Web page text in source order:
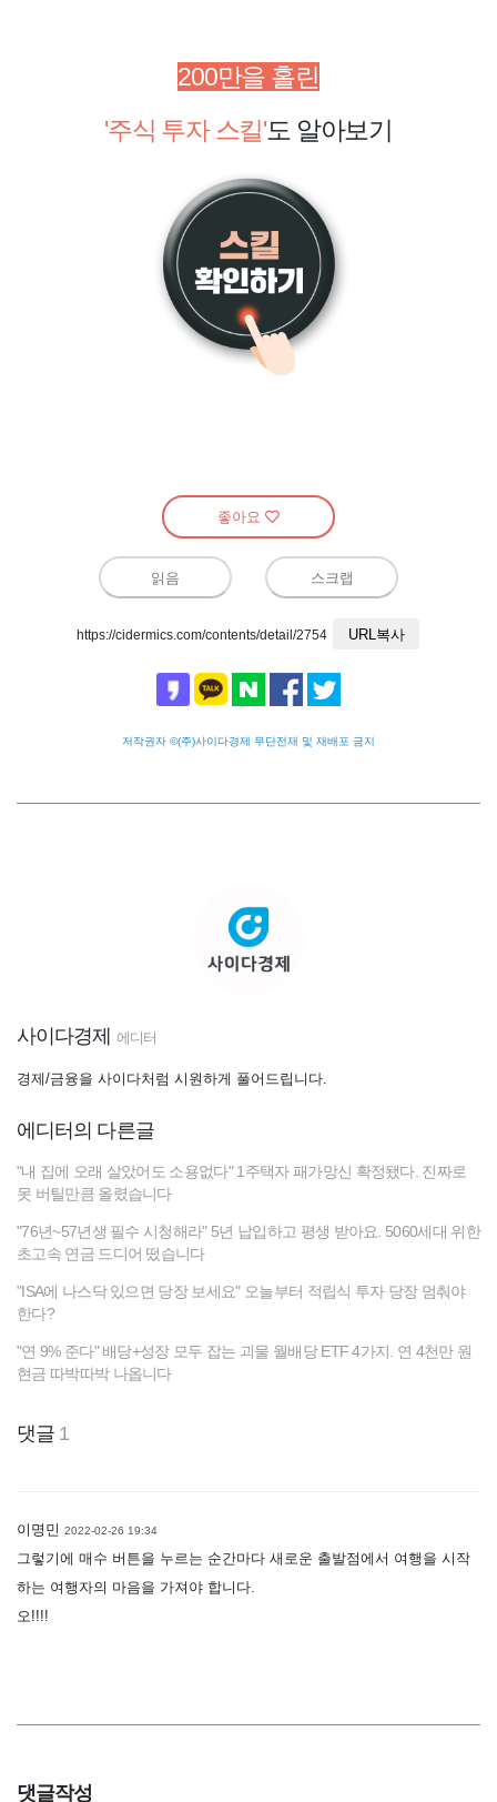
200만을 홀린
'주식 투자 스킬'도 알아보기
좋아요
읽음 스크랩
https://cidermics.com/contents/detail/2754 URL복사
저작권자 ©(주)사이다경제 무단전재 및 재배포 금지
사이다경제 에디터
경제/금융을 사이다처럼 시원하게 풀어드립니다.
에디터의 다른글
"내 집에 오래 살았어도 소용없다" 1주택자 패가망신 확정됐다. 진짜로
못 버틸만큼 올렸습니다
"76년~57년생 필수 시청해라" 5년 납입하고 평생 받아요. 5060세대 위한
초고속 연금 드디어 떴습니다
"ISA에 나스닥 있으면 당장 보세요" 오늘부터 적립식 투자 당장 멈춰야
한다?
"연 9% 준다" 배당+성장 모두 잡는 괴물 월배당 ETF 4가지. 연 4천만 원
현금 따박따박 나옵니다
댓글 1
이명민 2022-02-26 19:34
그렇기에 매수 버튼을 누르는 순간마다 새로운 출발점에서 여행을 시작
하는 여행자의 마음을 가져야 합니다.
오!!!!
댓글작성